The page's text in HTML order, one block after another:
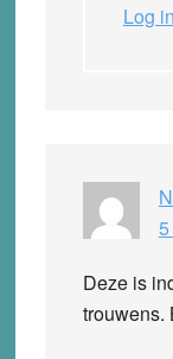
Log
Deze is
trouwens.